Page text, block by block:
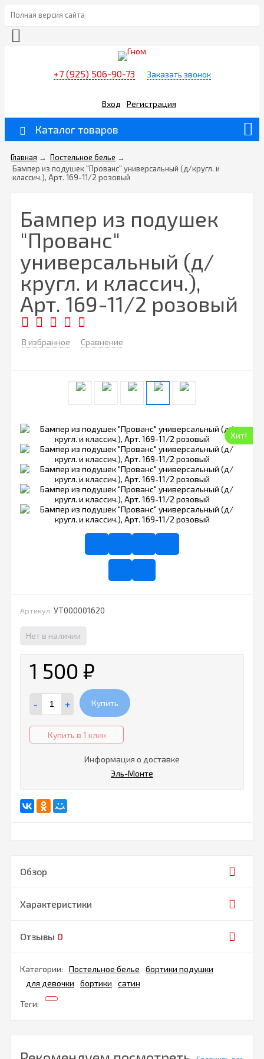
Полная версия сайта
+7 (925) 506-90-73 Заказать звонок
Вход Регистрация
Каталог товаров
Главная → Постельное белье →
Бампер из подушек "Прованс" универсальный (д/кругл. и
классич.), Арт. 169-11/2 розовый
Бампер из подушек
"Прованс"
универсальный (д/
кругл. и классич.),
Арт. 169-11/2 розовый
В избранное Сравнение
Хит!
Артикул: УТ000001620
Нет в наличии
1 500 ₽
- + Купить
Купить в 1 клик
Информация о доставке
Эль-Монте
Обзор
Характеристики
Отзывы 0
Категории: Постельное белье
бортики подушки
для девочки
бортики сатин
Теги: